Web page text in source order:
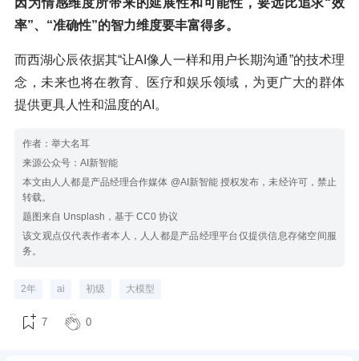
率”、“准确性”的智力维度要丰富得多。
而西湖心辰依据其“让AI像人一样和用户长期沟通”的技术理
念，未来也将在教育、医疗和娱乐领域，为更广大的群体
提供更具人性和温度的AI。
作者：举大名耳
来源公众号：AI新智能
本文由人人都是产品经理合作媒体 @AI新智能 授权发布，未经许可，禁止
转载。
题图来自 Unsplash，基于 CC0 协议
该文观点仅代表作者本人，人人都是产品经理平台仅提供信息存储空间服
务。
2年 ai 初级 大模型
7 0